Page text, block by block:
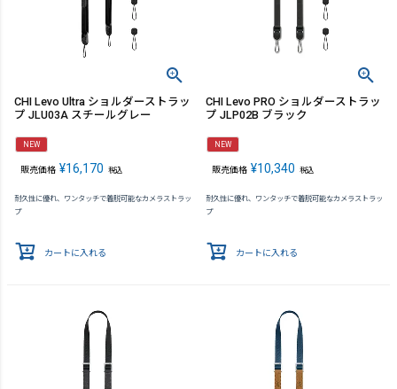
CHI Levo Ultra ショルダーストラッ
プ JLU03A スチールグレー
NEW
販売価格 ¥16,170 税込
耐久性に優れ、ワンタッチで着脱可能なカメラストラッ
プ
カートに入れる
CHI Levo PRO ショルダーストラッ
プ JLP02B ブラック
NEW
販売価格 ¥10,340 税込
耐久性に優れ、ワンタッチで着脱可能なカメラストラッ
プ
カートに入れる